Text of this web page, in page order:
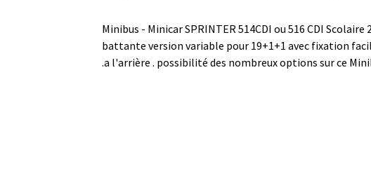
Minibus - Minicar SPRINTER 514CDI ou 516 CDI
battante version variable pour 19+1+1 avec fixation
a l'arrière . possibilité des nombreux options sur ce